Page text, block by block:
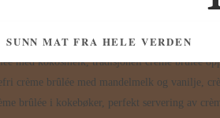
SUNN MAT FRA HELE VERDEN